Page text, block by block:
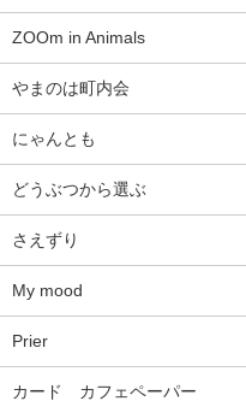
ZOOm in Animals
やまのは町内会
にゃんとも
どうぶつから選ぶ
さえずり
My mood
Prier
カード カフェペーパー